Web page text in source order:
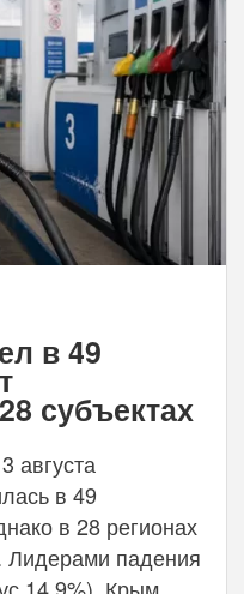
в 49
субъектах
августа
в 49
в 28 регионах
Лидерами падения